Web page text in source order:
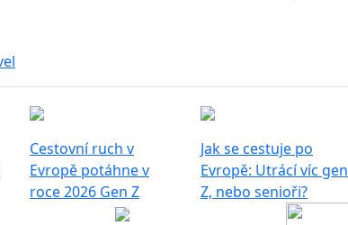
Cestovní ruch v
Evropě potáhne v
roce 2026 Gen Z
Jak se cestuje po
Evropě: Utrácí víc gen
Z, nebo senioři?